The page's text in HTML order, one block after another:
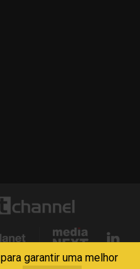
para garantir uma melhor